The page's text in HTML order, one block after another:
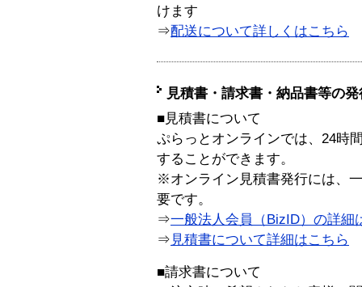
けます
⇒配送について詳しくはこちら
見積書・請求書・納品書等の
■見積書について
ぷらっとオンラインでは、24時
することができます。
※オンライン見積書発行には、
要です。
⇒一般法人会員（BizID）の詳細
⇒ 見積書について詳細はこちら
■請求書について